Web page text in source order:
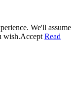
We'll assume
wish.Accept Read